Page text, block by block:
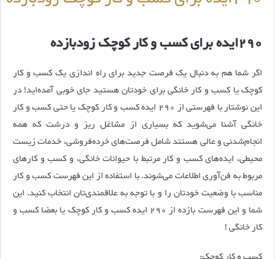
290ایده برای کسب و کار کوچک زودبازده
اگر شما هم به دنبال یک فرصت جدید برای راه اندازی یک کسب و کار
کوچک یا کسب و کار خانگی برای خودتان هستید جای خوبی آمده‌اید! در
این نوشتار با فهرستی از 290 ایده کسب و کار کوچک یا حتی کسب و کار
خانگی آشنا می‌شوید که بسیاری از مشاغل ریز و درشت که همه
انجام‌شدنی و عالی هستند شامل فرصت‌های خرده‌فروشی، خدمات زیست
محیطی، ایده‌های کسب و کار مرتبط با حیوانات خانگی، و کسب و کارهای
مربوط به فن‌آوری اطلاعات می‌شوند. با استفاده از این فهرست کسب و کار
مناسب با وضعیت خودتان را و با توجه به علاقمندی‌تان انتخاب کنید. این
شما و این فهرست بازده از 290 ایده کسب و کار کوچک یا بعضا کسب و
کار خانگی !